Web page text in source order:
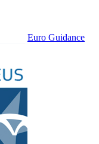
Euro Guidance